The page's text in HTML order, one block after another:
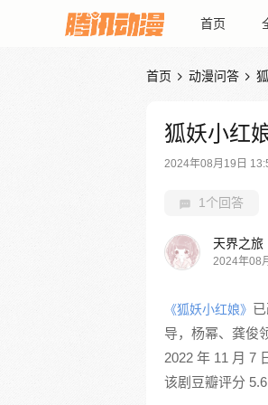
首页
首页  动漫问答 
狐妖小红
2024年08月19日
1个回答
天界之旅
2024年08
《狐妖小红娘》
导，杨幂、龚俊
2022 年 11 月 7
该剧豆瓣评分 5.6